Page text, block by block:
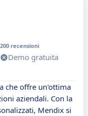
recensioni
Demo gratuita
che offre un'ottima
aziendali. Con la
Mendix si